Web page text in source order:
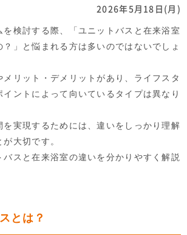
2026年5月18日(月)
を検討する際、「ユニットバスと在来浴室
？」と悩まれる方は多いのではないでしょ
メリット・デメリットがあり、ライフスタ
イントによって向いているタイプは異なり
を実現するためには、違いをしっかり理解
大切です。
バスと在来浴室の違いを分かりやすく解説
とは？